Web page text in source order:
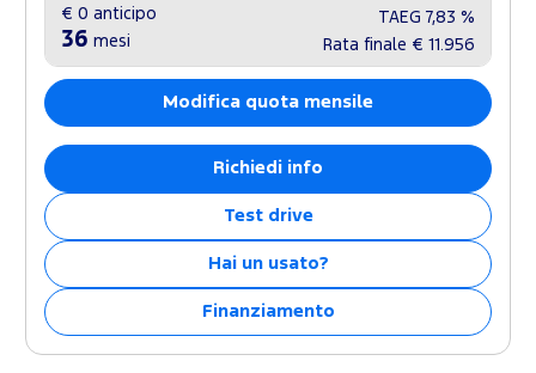
€ 0 anticipo
36 mesi
TAEG 7,83 %
Rata finale € 11.956
Modifica quota mensile
Richiedi info
Test drive
Hai un usato?
Finanziamento